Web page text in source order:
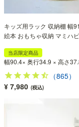
キッズ用ラック 収納棚 幅
絵本 おもちゃ収納 マミハ
当店限定商品
幅90.4× 奥行34.9 × 高さ
（865）
¥ 7,980 (税込)